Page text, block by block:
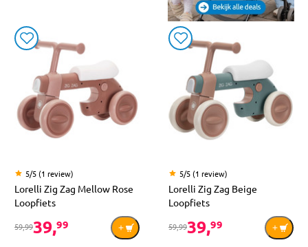
5/5 (1 review)
Lorelli Zig Zag Mellow Rose
Loopfiets
59,9939,99
5/5 (1 review)
Lorelli Zig Zag Beige
Loopfiets
59,9939,99